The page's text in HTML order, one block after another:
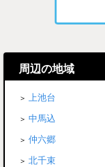
周辺の地域
上池台
中馬込
仲六郷
北千束